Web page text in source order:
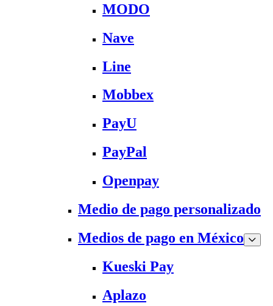
MODO
Nave
Line
Mobbex
PayU
PayPal
Openpay
Medio de pago personalizado
Medios de pago en México
Kueski Pay
Aplazo